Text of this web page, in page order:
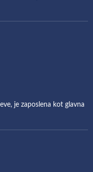
je zaposlena kot glavna